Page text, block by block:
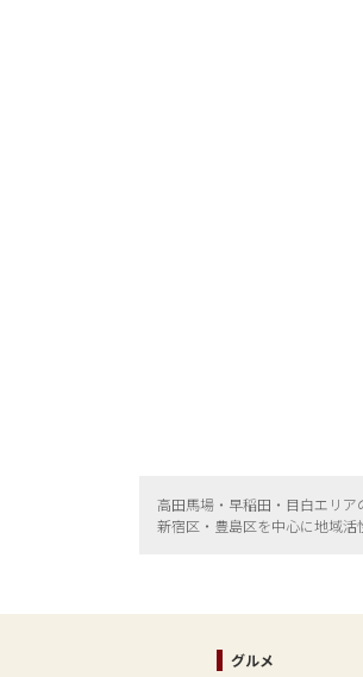
高田馬場・早稲田・目白エリ
新宿区・ 豊島区を中心に地域活
グルメ